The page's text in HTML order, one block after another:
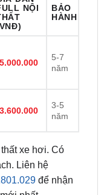
5.000.000
3-5
thất xe hơi. Có
để nhận
nhất.
Uy Tín Tại Sài